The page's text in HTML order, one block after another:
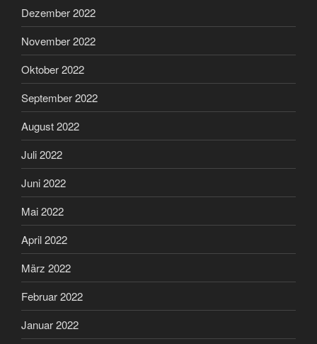
Dezember 2022
November 2022
Oktober 2022
September 2022
August 2022
Juli 2022
Juni 2022
Mai 2022
April 2022
März 2022
Februar 2022
Januar 2022